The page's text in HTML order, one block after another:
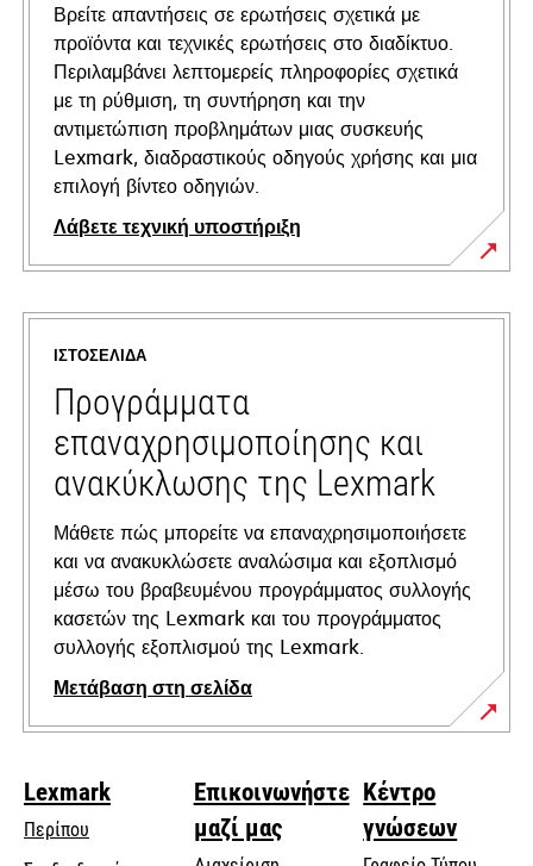
Βρείτε απαντήσεις σε ερωτήσεις σχετικά με
προϊόντα και τεχνικές ερωτήσεις στο διαδίκτυο.
Περιλαμβάνει λεπτομερείς πληροφορίες σχετικά
με τη ρύθμιση, τη συντήρηση και την
αντιμετώπιση προβλημάτων μιας συσκευής
Lexmark, διαδραστικούς οδηγούς χρήσης και μια
επιλογή βίντεο οδηγιών.
Λάβετε τεχνική υποστήριξη
opens
in
new
tab
ΙΣΤΟΣΕΛΊΔΑ
Προγράμματα
επαναχρησιμοποίησης και
ανακύκλωσης της Lexmark
Μάθετε πώς μπορείτε να επαναχρησιμοποιήσετε
και να ανακυκλώσετε αναλώσιμα και εξοπλισμό
μέσω του βραβευμένου προγράμματος συλλογής
κασετών της Lexmark και του προγράμματος
συλλογής εξοπλισμού της Lexmark.
Μετάβαση στη σελίδα
Lexmark
Περίπου
Επικοινωνήστε
μαζί μας
Κέντρο
γνώσεων